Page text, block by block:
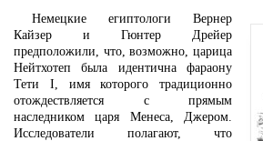
Немецкие египтологи Вернер
Кайзер и Гюнтер Дрейер
предположили, что, возможно, царица
Нейтхотеп была идентична фараону
Тети I, имя которого традиционно
отождествляется с прямым
наследником царя Менеса, Джером.
Исследователи полагают, что